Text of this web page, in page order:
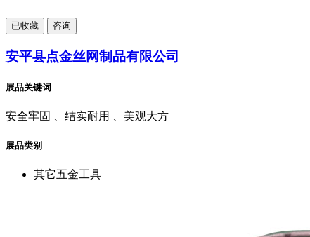
已收藏 咨询
安平县点金丝网制品有限公司
展品关键词
安全牢固 、结实耐用 、美观大方
展品类别
其它五金工具